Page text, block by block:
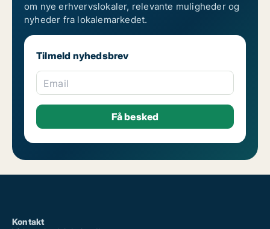
om nye erhvervslokaler, relevante muligheder og
nyheder fra lokalemarkedet.
Tilmeld nyhedsbrev
Email
Kontakt